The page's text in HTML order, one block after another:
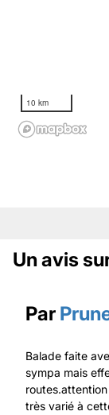
10 km
Un avis
Par
Balade faite
sympa mais
très varié à